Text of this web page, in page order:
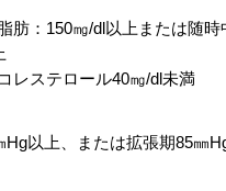
肪：150㎎/dl以上または随時
レステロール40㎎/dl未満
Hg以上、または拡張期85㎜